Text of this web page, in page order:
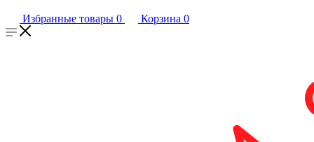
Избранные товары 0 Корзина 0